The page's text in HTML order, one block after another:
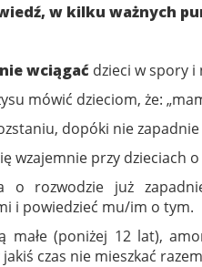
w kilku ważnych
nie wciągać dzieci w spory
mówić dzieciom, że:
dopóki nie
wzajemnie przy dzieciach
o rozwodzie już
i powiedzieć mu/im o tym.
małe (poniżej 12 lat),
czas nie mieszkać